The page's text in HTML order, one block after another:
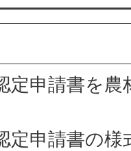
定申請書を
定申請書の